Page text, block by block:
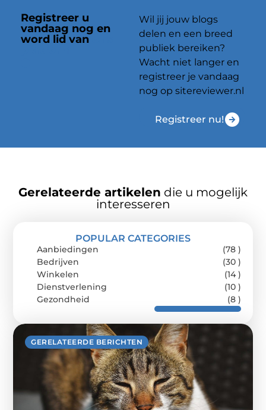
Registreer u
vandaag nog en
word lid van
Wil jij jouw blogs
delen en een breed
publiek bereiken?
Wacht niet langer en
registreer je vandaag
nog op sitereviewer.nl
Registreer nu!
Gerelateerde artikelen die u mogelijk
interesseren
GERELATEERDE BERICHTEN
POPULAR CATEGORIES
Aanbiedingen
(78 )
Bedrijven
(30 )
Winkelen
(14 )
Dienstverlening
(10 )
Gezondheid
(8 )